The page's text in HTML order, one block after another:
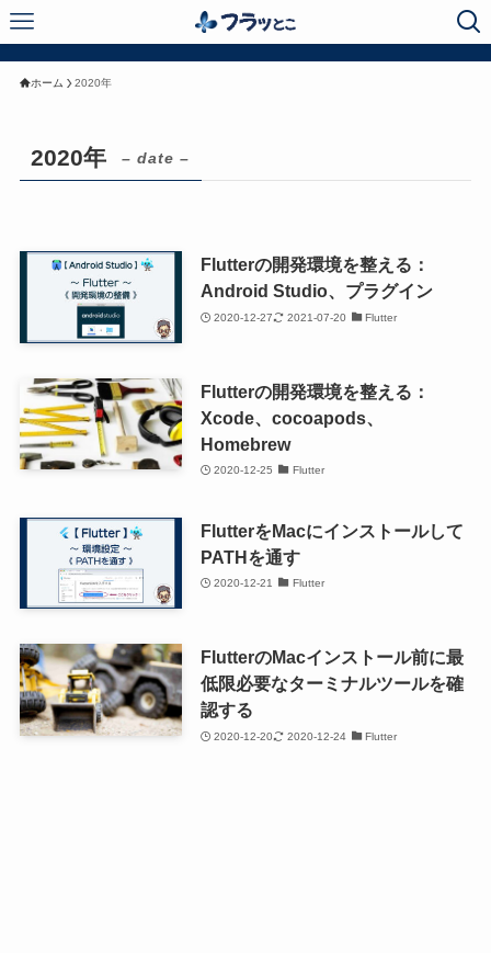
ホーム 2020年
2020年 – date –
Flutterの開発環境を整える：
Android Studio、プラグイン
2020-12-27 2021-07-20 Flutter
Flutterの開発環境を整える：
Xcode、cocoapods、
Homebrew
2020-12-25 Flutter
FlutterをMacにインストールして
PATHを通す
2020-12-21 Flutter
FlutterのMacインストール前に最
低限必要なターミナルツールを確
認する
2020-12-20 2020-12-24 Flutter